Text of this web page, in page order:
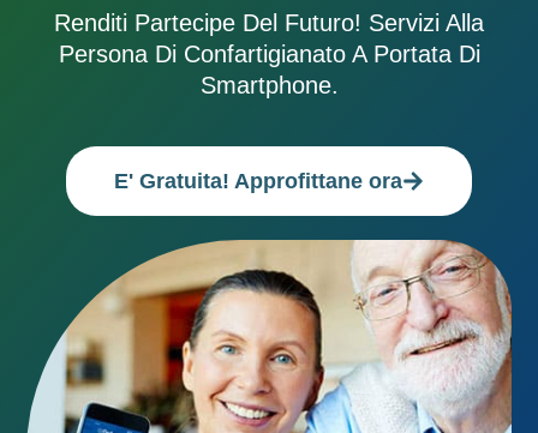
Renditi Partecipe Del Futuro! Servizi Alla
Persona Di Confartigianato A Portata Di
Smartphone.
E' Gratuita! Approfittane ora